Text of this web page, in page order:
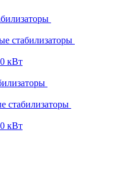
стабилизаторы
кВт
стабилизаторы
кВт